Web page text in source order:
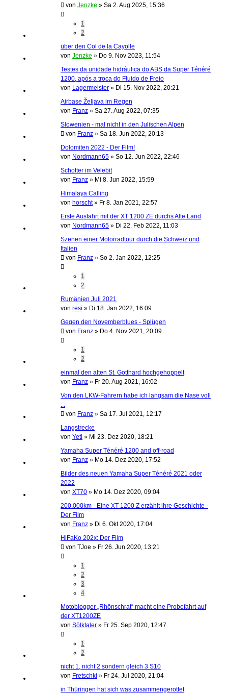
von Jenzke » Sa 2. Aug 2025, 15:36
1
2
über den Col de la Cayolle
von Jenzke » Do 9. Nov 2023, 11:54
Testes da unidade hidráulica do ABS da Super Ténéré
1200, após a troca do Fluido de Freio
von Lagermeister » Di 15. Nov 2022, 20:21
Airbase Željava im Regen
von Franz » Sa 27. Aug 2022, 07:35
Slowenien - mal nicht in den Julischen Alpen
von Franz » Sa 18. Jun 2022, 20:13
Dolomiten 2022 - Der Film!
von Nordmann65 » So 12. Jun 2022, 22:46
Schotter im Velebit
von Franz » Mi 8. Jun 2022, 15:59
Himalaya Calling
von horscht» Fr 8. Jan 2021, 22:57
Erste Ausfahrt mit der XT 1200 ZE durchs Alte Land
von Nordmann65 » Di 22. Feb 2022, 11:03
Szenen einer Motorradtour durch die Schweiz und
Italien
von Franz » So 2. Jan 2022, 12:25
1
2
Rumänien Juli 2021
von resi » Di 18. Jan 2022, 16:09
Gegen den Novemberblues - Splügen
von Franz » Do 4. Nov 2021, 20:09
1
2
einmal den alten St. Gotthard hochgehoppelt
von Franz » Fr 20. Aug 2021, 16:02
Von den LKW-Fahrern habe ich langsam die Nase voll
von Franz » Sa 17. Jul 2021, 12:17
Langstrecke
von Yeti » Mi 23. Dez 2020, 18:21
Yamaha Super Ténéré 1200 and off-road
von Franz » Mo 14. Dez 2020, 17:52
Bilder des neuen Yamaha Super Ténéré 2021 oder
2022
von XT70 » Mo 14. Dez 2020, 09:04
200.000km - Eine XT 1200 Z erzählt ihre Geschichte -
Der Film
von Franz » Di 6. Okt 2020, 17:04
HiFaKo 202x: Der Film
von TJoe » Fr 26. Jun 2020, 13:21
1
2
3
4
Motoblogger „Rhönschrat“ macht eine Probefahrt auf
der XT1200ZE
von Sölktaler » Fr 25. Sep 2020, 12:47
1
2
nicht 1, nicht 2 sondern gleich 3 S10
von Fretschki » Fr 24. Jul 2020, 21:04
in Thüringen hat sich was zusammengerottet